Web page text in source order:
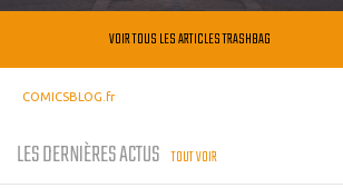
VOIR TOUS LES ARTICLES TRASHBAG
COMICSBLOG.fr
LES DERNIÈRES ACTUS TOUT VOIR